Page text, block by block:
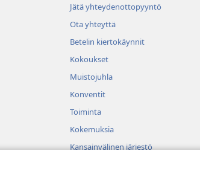
Jätä yhteydenottopyyntö
Ota yhteyttä
Betelin kiertokäynnit
Kokoukset
Muistojuhla
Konventit
Toiminta
Kokemuksia
Kansainvälinen järjestö